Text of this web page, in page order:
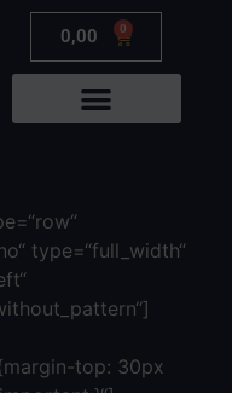
0,00 € 0
type=“full_width“
top: 30px